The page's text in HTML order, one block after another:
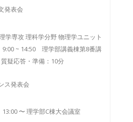
発表会
学専攻 理科学分野 物理学ユニット
~ 14:50 理学部講義棟第8番講
疑応答・準備：10分
ス発表会
〜 理学部C棟大会議室